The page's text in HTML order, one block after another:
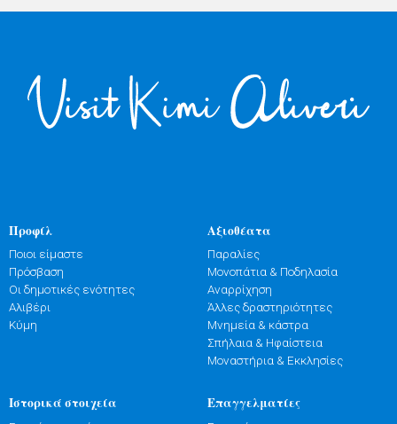
Προφίλ
Ποιοι είμαστε
Πρόσβαση
Οι δημοτικές ενότητες
Αλιβέρι
Κύμη
Αξιοθέατα
Παραλίες
Μονοπάτια & Ποδηλασία
Αναρρίχηση
Άλλες δραστηριότητες
Μνημεία & κάστρα
Σπήλαια & Ηφαίστεια
Μοναστήρια & Εκκλησίες
Ιστορικά στοιχεία Επαγγελματίες